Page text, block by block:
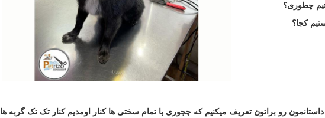
چطوری؟
کجا؟
رو براتون تعریف میکنیم که چجوری با تمام سختی ها کنار اومدیم کنار تک تک گربه ها